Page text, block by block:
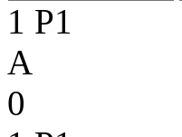
1 P1
A
0